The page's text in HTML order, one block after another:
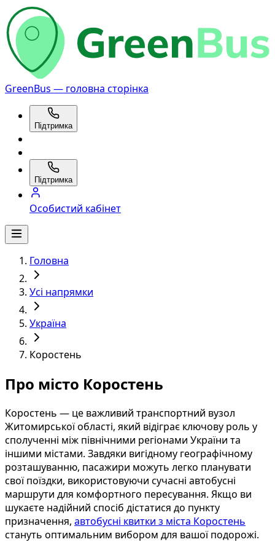
GreenBus — головна сторінка
Підтримка
Підтримка
Особистий кабінет
Головна
Усі напрямки
Україна
Коростень
Про місто Коростень
Коростень — це важливий транспортний вузол
Житомирської області, який відіграє ключову роль у
сполученні між північними регіонами України та
іншими містами. Завдяки вигідному географічному
розташуванню, пасажири можуть легко планувати
свої поїздки, використовуючи сучасні автобусні
маршрути для комфортного пересування. Якщо ви
шукаєте надійний спосіб дістатися до пункту
призначення, автобусні квитки з міста Коростень
стануть оптимальним вибором для вашої подорожі.